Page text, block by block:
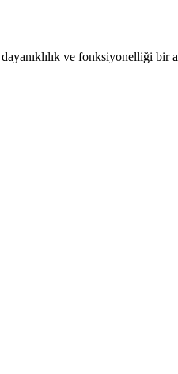
ve fonksiyonelliği bir